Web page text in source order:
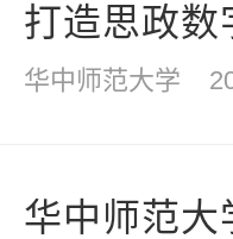
打造思政
华中师范大学
华中师范